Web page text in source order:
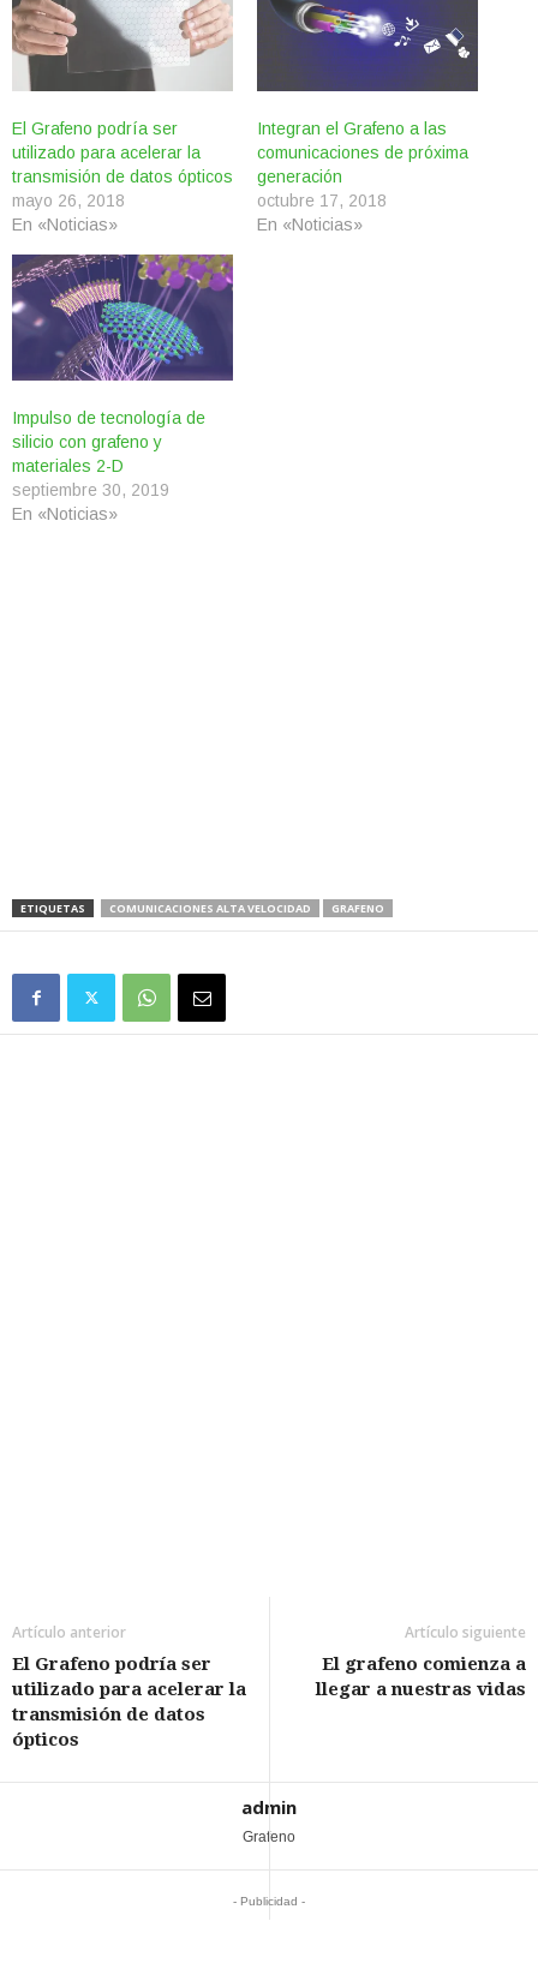
El Grafeno podría ser
utilizado para acelerar la
transmisión de datos ópticos
mayo 26, 2018
En «Noticias»
Integran el Grafeno a las
comunicaciones de próxima
generación
octubre 17, 2018
En «Noticias»
Impulso de tecnología de
silicio con grafeno y
materiales 2-D
septiembre 30, 2019
En «Noticias»
ETIQUETAS COMUNICACIONES ALTA VELOCIDAD GRAFENO
Artículo anterior
El Grafeno podría ser
utilizado para acelerar la
transmisión de datos
ópticos
Artículo siguiente
El grafeno comienza a
llegar a nuestras vidas
admin
Grafeno
- Publicidad -